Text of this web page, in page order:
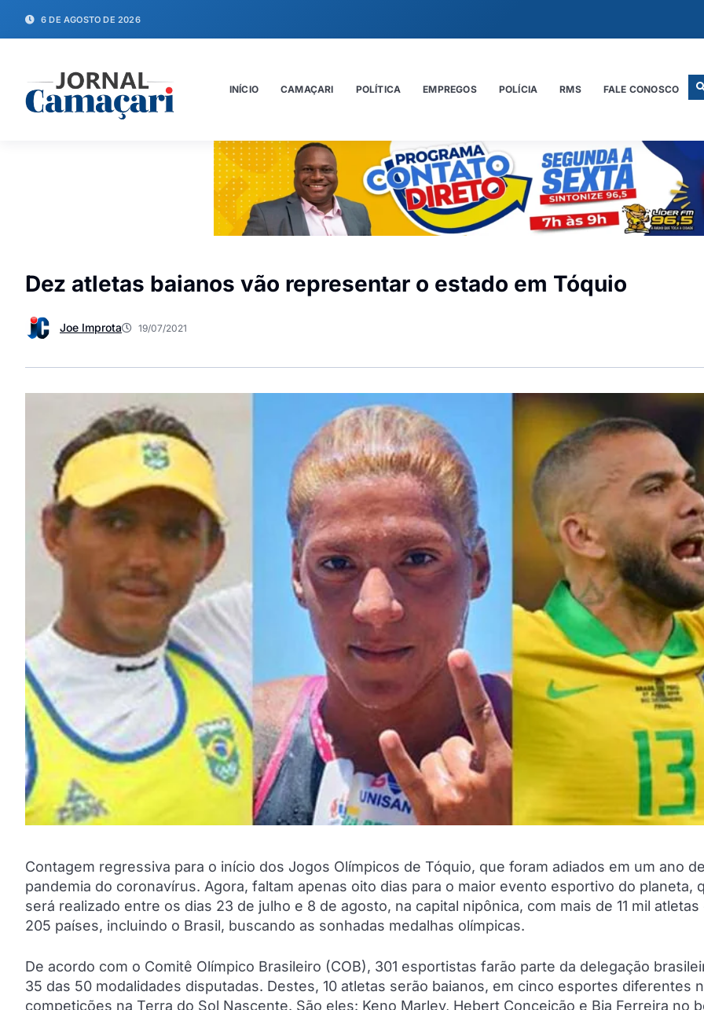
6 DE AGOSTO DE 2026
INÍCIO CAMAÇARI POLÍTICA EMPREGOS POLÍCIA RMS FALE CONOSCO
Dez atletas baianos vão representar o estado em Tóquio
Joe Improta 19/07/2021
Contagem regressiva para o início dos Jogos Olímpicos de Tóquio, que foram adiados em um ano
pandemia do coronavírus. Agora, faltam apenas oito dias para o maior evento esportivo do planeta,
será realizado entre os dias 23 de julho e 8 de agosto, na capital nipônica, com mais de 11 mil atletas
205 países, incluindo o Brasil, buscando as sonhadas medalhas olímpicas.
De acordo com o Comitê Olímpico Brasileiro (COB), 301 esportistas farão parte da delegação
35 das 50 modalidades disputadas. Destes, 10 atletas serão baianos, em cinco esportes diferentes
competições na Terra do Sol Nascente. São eles: Keno Marley, Hebert Conceição e Bia Ferreira no